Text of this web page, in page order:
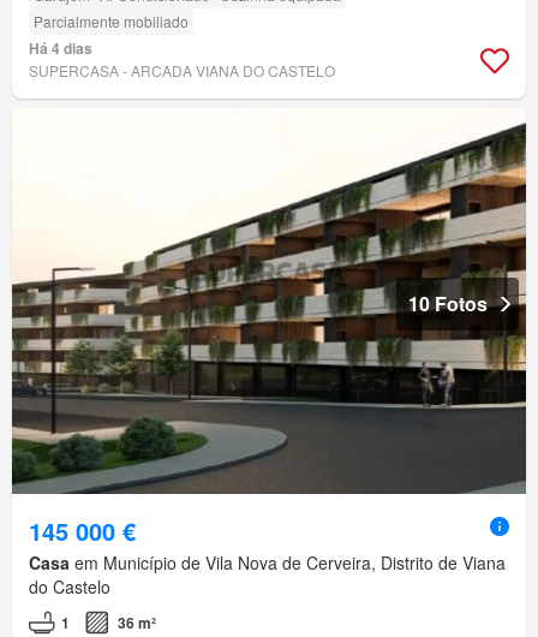
Parcialmente mobiliado
Há 4 dias
SUPERCASA - ARCADA VIANA DO CASTELO
10 Fotos
145 000 €
Casa em Município de Vila Nova de Cerveira, Distrito de Viana
do Castelo
1 36 m²